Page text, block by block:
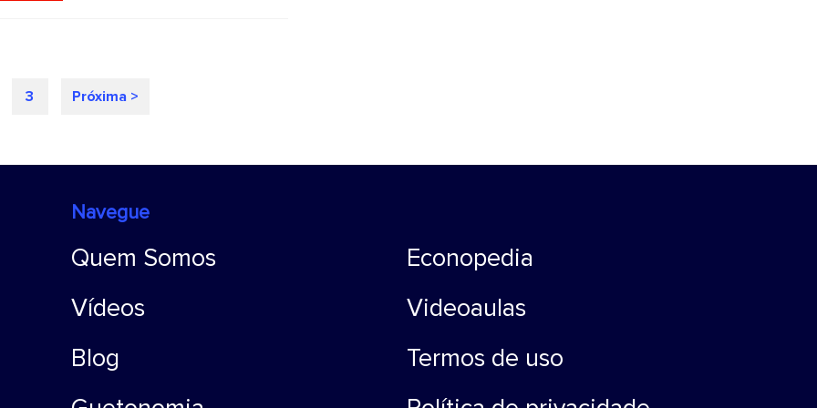
3 Próxima >
Navegue
Quem Somos
Vídeos
Blog
Econopedia
Videoaulas
Termos de uso